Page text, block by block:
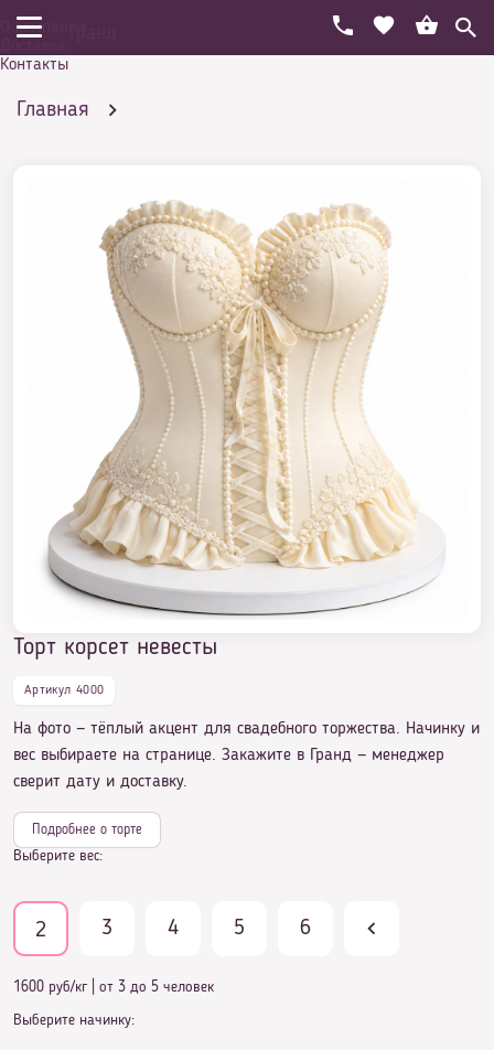
О компании
Контакты
Главная
Праздничный торт на день рождения
Стимпанк торты
Торт корсет невесты
Торт корсет невесты
Артикул 4000
На фото — тёплый акцент для свадебного торжества. Начинку и
вес выбираете на странице. Закажите в Гранд — менеджер
сверит дату и доставку.
Подробнее о торте
Выберите вес:
2 3 4 5 6
1600 руб/кг от 3 до 5 человек
Выберите начинку: